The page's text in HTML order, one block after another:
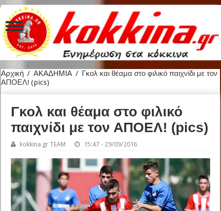
Αρχική / ΑΚΑΔΗΜΙΑ / Γκολ και θέαμα στο φιλικό παιχνίδι με τον
ΑΠΟΕΛ! (pics)
Γκολ και θέαμα στο φιλικό
παιχνίδι με τον ΑΠΟΕΛ! (pics)
kokkina.gr TEAM 15:47 - 29/09/2016